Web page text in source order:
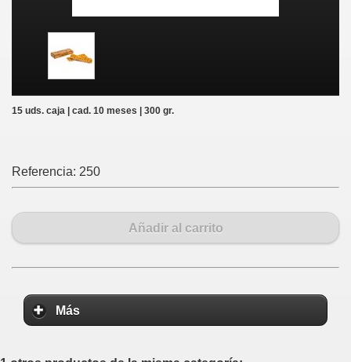
15 uds. caja | cad. 10 meses | 300 gr.
Referencia: 250
Añadir al carrito
Más